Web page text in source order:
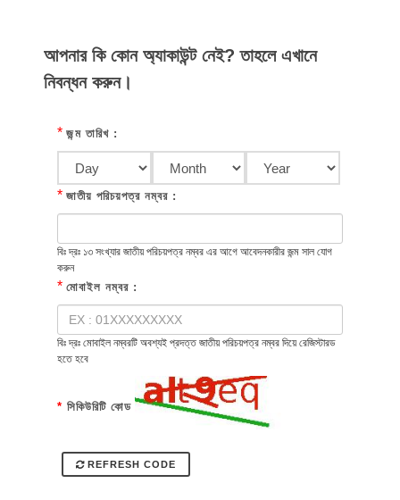
আপনার কি কোন অ্যাকাউন্ট নেই? তাহলে এখানে
নিবন্ধন করুন।
* জন্ম তারিখ :
* জাতীয় পরিচয়পত্র নম্বর :
বিঃ দ্রঃ ১৩ সংখ্যার জাতীয় পরিচয়পত্র নম্বর এর আগে আবেদনকারীর জন্ম সাল যোগ
করুন
* মোবাইল নম্বর :
বিঃ দ্রঃ মোবাইল নম্বরটি অবশ্যই প্রদত্ত জাতীয় পরিচয়পত্র নম্বর দিয়ে রেজিস্টারড
হতে হবে
* সিকিউরিটি কোড
REFRESH CODE